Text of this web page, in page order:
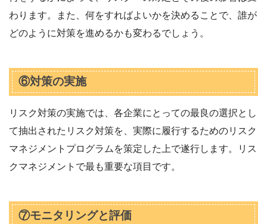
わります。また、何をすればよいかを決めることで、誰が
どのように対策を進めるかも変わるでしょう。
⑥対策の実施
リスク対策の実施では、各企業にとっての最良の選択とし
て抽出されたリスク対策を、実際に履行するためのリスク
マネジメントプログラムを策定した上で遂行します。リス
クマネジメントで最も重要な項目です。
⑦モニタリングと評価